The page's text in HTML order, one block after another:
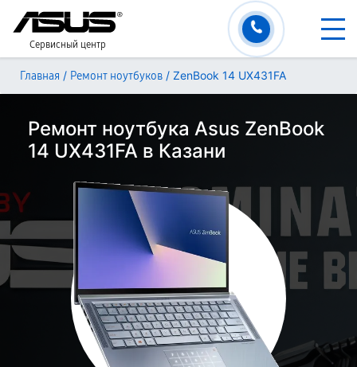
Сервисный центр
Главная / Ремонт ноутбуков / ZenBook 14 UX431FA
Ремонт ноутбука Asus ZenBook
14 UX431FA в Казани